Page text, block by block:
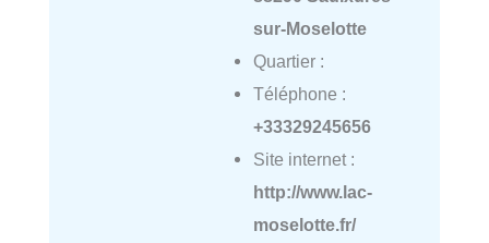
sur-Moselotte
Quartier :
Téléphone :
+33329245656
Site internet :
http://www.lac-
moselotte.fr/